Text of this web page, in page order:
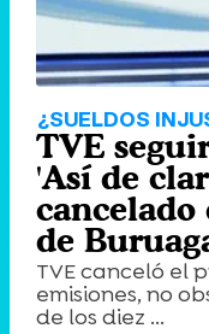
¿SUELDOS
TVE
'Así de
cancelado
de
TVE canceló el
emisiones, no
de los diez ...